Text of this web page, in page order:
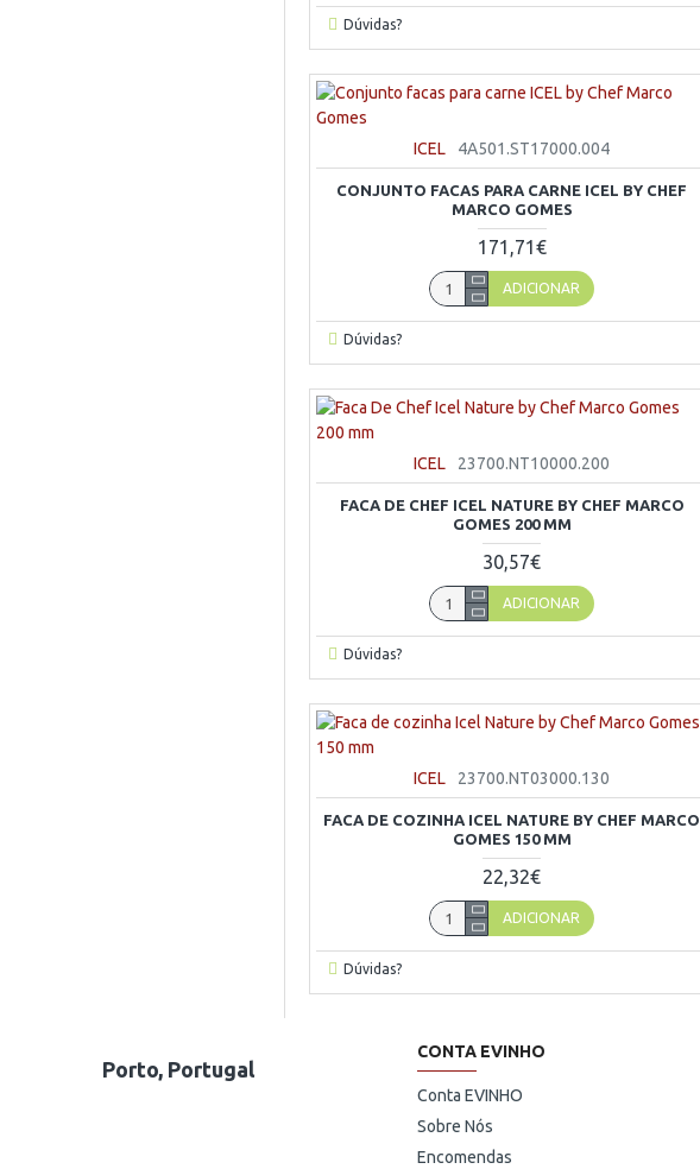
Dúvidas?
ICEL 4A501.ST17000.004
CONJUNTO FACAS PARA CARNE ICEL BY CHEF
MARCO GOMES
171,71€
ADICIONAR
Dúvidas?
ICEL 23700.NT10000.200
FACA DE CHEF ICEL NATURE BY CHEF MARCO
GOMES 200 MM
30,57€
ADICIONAR
Dúvidas?
ICEL 23700.NT03000.130
FACA DE COZINHA ICEL NATURE BY CHEF MARCO
GOMES 150 MM
22,32€
ADICIONAR
Dúvidas?
Porto, Portugal
CONTA EVINHO
Conta EVINHO
Sobre Nós
Encomendas